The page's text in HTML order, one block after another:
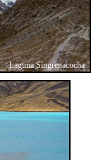
Laguna Singrenacocha